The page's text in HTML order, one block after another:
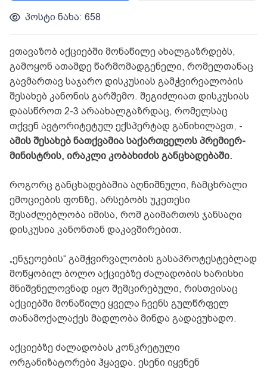
პოსტი ნახა: 658
ვთავაზობ აქციებში მონაწილე ახალგაზრდებს,
გამოყონ ათამდე წარმომადგენელი, რომელთანაც
გავმართავ საჯარო დისკუსიას გამჭვირვალობის
შესახებ კანონის გარშემო. შეგიძლიათ დისკუსიას
დაასწროთ 2-3 არაახალგაზრდაც, რომელსაც
თქვენ ავტორიტეტულ ექსპერტად განიხილავთ, -
ამის შესახებ ნათქვამია საქართველოს პრემიერ-
მინისტრის, ირაკლი კობახიძის განცხადებაში.
როგორც განცხადებაშია აღნიშნული, ჩამცხრალი
ემოციების ფონზე, არსებობს უკეთესი
შესაძლებლობა იმისა, რომ გაიმართოს ჯანსაღი
დისკუსია კანონთან დაკავშირებით.
„ენჯეოების“ გამჭვირვალობის გასაპროტესტებლად
მოწყობილ ბოლო აქციებზე ძალადობის ხარისხი
მნიშვნელოვნად იყო შემცირებული, რისთვისაც
აქციებში მონაწილე ყველა ჩვენს გულწრფელ
თანამოქალაქეს მადლობა მინდა გადავუხადო.
აქციებზე ძალადობას კონკრეტული
ორგანიზატორები ჰყავდა. ესენი იყვნენ